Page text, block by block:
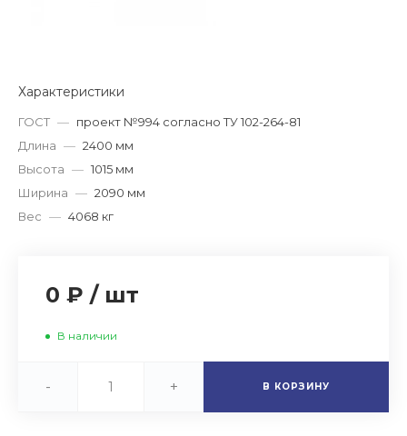
Характеристики
ГОСТ — проект №994 согласно ТУ 102-264-81
Длина — 2400 мм
Высота — 1015 мм
Ширина — 2090 мм
Вес — 4068 кг
0 ₽ / шт
В наличии
- + В КОРЗИНУ